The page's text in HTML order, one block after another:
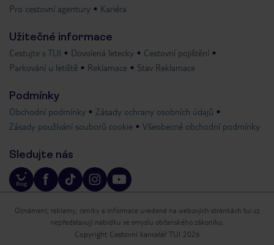
Pro cestovní agentury
Kariéra
Užitečné informace
Cestujte s TUI Dovolená letecky
Cestovní pojištění
Parkování u letiště
Reklamace Stav Reklamace
Podmínky
Obchodní podmínky
Zásady ochrany osobních údajů
Zásady používání souborů cookie
Všeobecné obchodní podmínky
Sledujte nás
Oznámení, reklamy, ceníky a informace uvedené na webových stránkách tui.cz
nepředstavují nabídku ve smyslu občanského zákoníku.
Copyright Cestovní kancelář TUI 2026